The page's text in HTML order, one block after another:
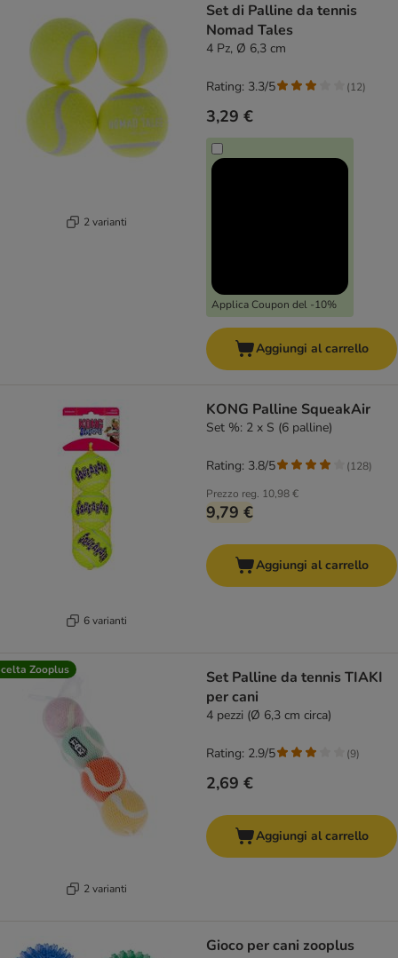
2 varianti
Set di Palline da tennis
Nomad Tales
4 Pz, Ø 6,3 cm
3,29 €
Applica Coupon del -10%
Rating: 3.3/5 (12)
Aggiungi al carrello
6 varianti
KONG Palline SqueakAir
Set %: 2 x S (6 palline)
Prezzo reg. 10,98 €
9,79 €
Rating: 3.8/5 (128)
Aggiungi al carrello
Zooplus
2 varianti
Set Palline da tennis TIAKI
per cani
4 pezzi (Ø 6,3 cm circa)
2,69 €
Rating: 2.9/5 (9)
Aggiungi al carrello
Gioco per cani zooplus